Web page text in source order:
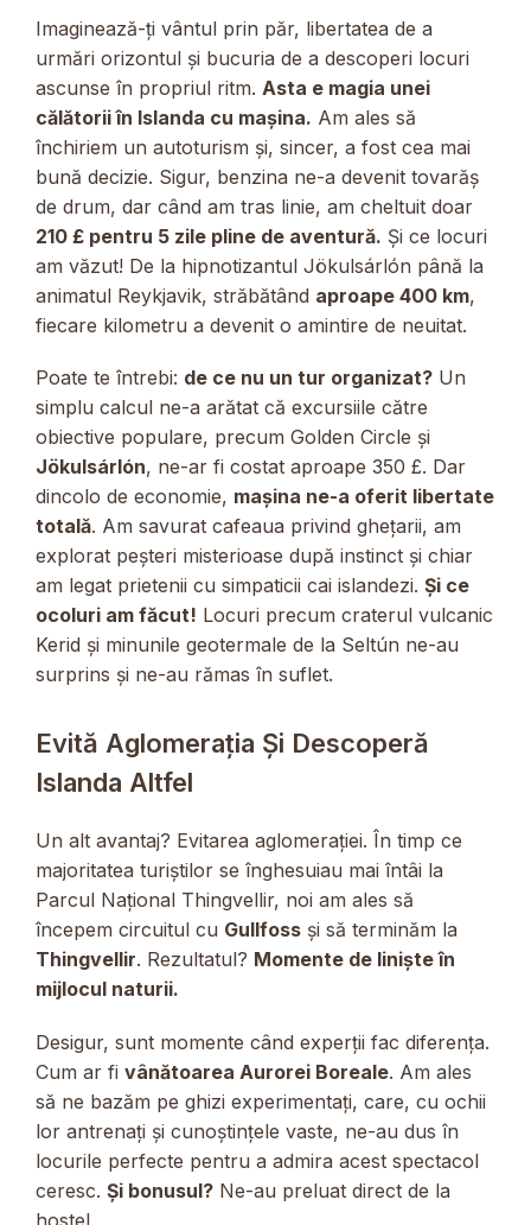
Imaginează-ți vântul prin păr, libertatea de a
urmări orizontul și bucuria de a descoperi locuri
ascunse în propriul ritm. Asta e magia unei
călătorii în Islanda cu mașina. Am ales să
închiriem un autoturism și, sincer, a fost cea mai
bună decizie. Sigur, benzina ne-a devenit tovarăș
de drum, dar când am tras linie, am cheltuit doar
210 £ pentru 5 zile pline de aventură. Și ce locuri
am văzut! De la hipnotizantul Jökulsárlón până la
animatul Reykjavik, străbătând aproape 400 km,
fiecare kilometru a devenit o amintire de neuitat.
Poate te întrebi: de ce nu un tur organizat? Un
simplu calcul ne-a arătat că excursiile către
obiective populare, precum Golden Circle și
Jökulsárlón, ne-ar fi costat aproape 350 £. Dar
dincolo de economie, mașina ne-a oferit libertate
totală. Am savurat cafeaua privind ghețarii, am
explorat peșteri misterioase după instinct și chiar
am legat prietenii cu simpaticii cai islandezi. Și ce
ocoluri am făcut! Locuri precum craterul vulcanic
Kerid și minunile geotermale de la Seltún ne-au
surprins și ne-au rămas în suflet.
Evită Aglomerația Și Descoperă
Islanda Altfel
Un alt avantaj? Evitarea aglomerației. În timp ce
majoritatea turiștilor se înghesuiau mai întâi la
Parcul Național Thingvellir, noi am ales să
începem circuitul cu Gullfoss și să terminăm la
Thingvellir. Rezultatul? Momente de liniște în
mijlocul naturii.
Desigur, sunt momente când experții fac diferența.
Cum ar fi vânătoarea Aurorei Boreale. Am ales
să ne bazăm pe ghizi experimentați, care, cu ochii
lor antrenați și cunoștințele vaste, ne-au dus în
locurile perfecte pentru a admira acest spectacol
ceresc. Și bonusul? Ne-au preluat direct de la
hostel.